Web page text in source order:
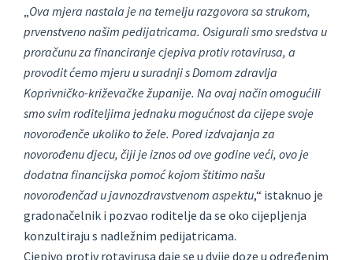
„Ova mjera nastala je na temelju razgovora sa strukom,
prvenstveno našim pedijatricama. Osigurali smo sredstva u
proračunu za financiranje cjepiva protiv rotavirusa, a
provodit ćemo mjeru u suradnji s Domom zdravlja
Koprivničko-križevačke županije. Na ovaj način omogućili
smo svim roditeljima jednaku mogućnost da cijepe svoje
novorođenče ukoliko to žele. Pored izdvajanja za
novorođenu djecu, čiji je iznos od ove godine veći, ovo je
dodatna financijska pomoć kojom štitimo našu
novorođenčad u javnozdravstvenom aspektu,“ istaknuo je
gradonačelnik i pozvao roditelje da se oko cijepljenja
konzultiraju s nadležnim pedijatricama.
Cjepivo protiv rotavirusa daje se u dvije doze u određenim